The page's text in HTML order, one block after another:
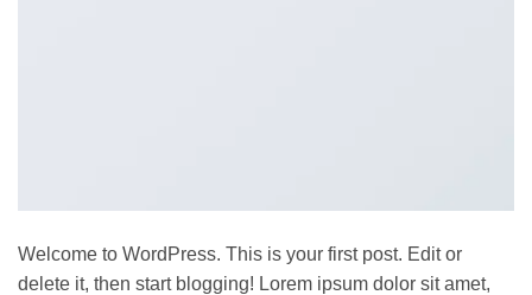
Welcome to WordPress. This is your first post. Edit or
delete it, then start blogging! Lorem ipsum dolor sit amet,